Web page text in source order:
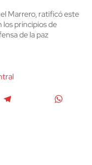
Marrero, ratificó este
los principios de
de la paz